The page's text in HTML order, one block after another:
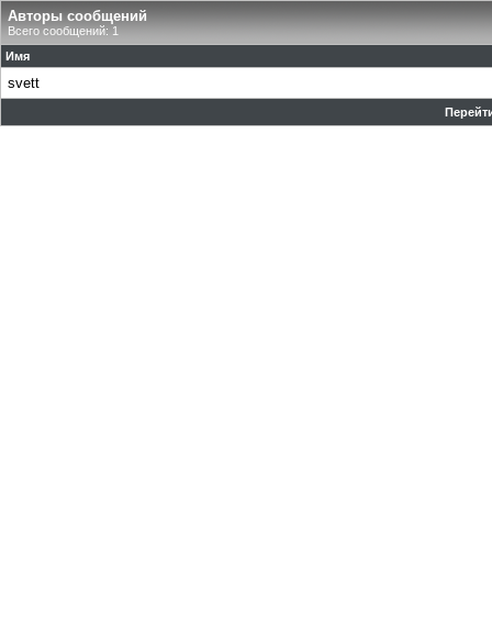
Авторы сообщений
Всего сообщений: 1
Имя
svett